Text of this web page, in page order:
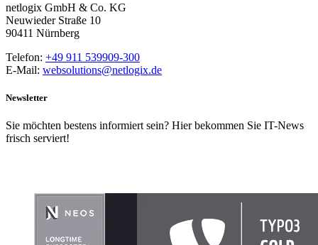
netlogix GmbH & Co. KG
Neuwieder Straße 10
90411 Nürnberg
Telefon: +49 911 539909-300
E-Mail: websolutions@netlogix.de
Newsletter
Sie möchten bestens informiert sein? Hier bekommen Sie IT-News
frisch serviert!